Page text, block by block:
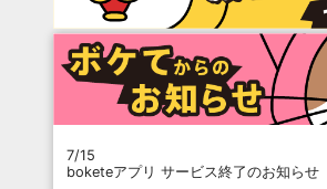
7/15
boketeアプリ サービス終了のお知らせ